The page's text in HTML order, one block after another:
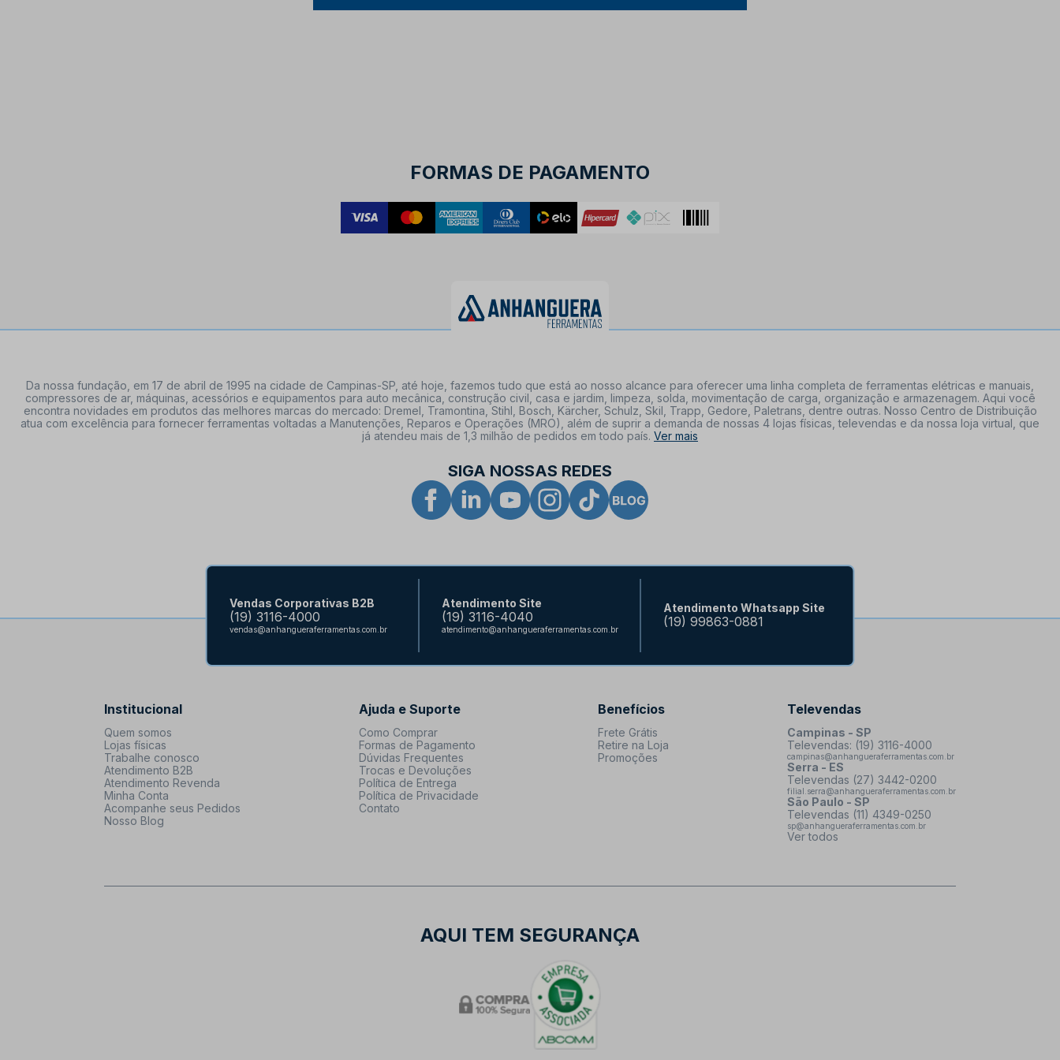
FORMAS DE PAGAMENTO
Da nossa fundação, em 17 de abril de 1995 na cidade de Campinas-SP, até hoje, fazemos tudo que está ao nosso alcance para oferecer uma linha completa de ferramentas elétricas e manuais,
compressores de ar, máquinas, acessórios e equipamentos para auto mecânica, construção civil, casa e jardim, limpeza, solda, movimentação de carga, organização e armazenagem. Aqui você
encontra novidades em produtos das melhores marcas do mercado: Dremel, Tramontina, Stihl, Bosch, Kärcher, Schulz, Skil, Trapp, Gedore, Paletrans, dentre outras. Nosso Centro de Distribuição
atua com excelência para fornecer ferramentas voltadas a Manutenções, Reparos e Operações (MRO), além de suprir a demanda de nossas 4 lojas físicas, televendas e da nossa loja virtual, que
já atendeu mais de 1,3 milhão de pedidos em todo país. Ver mais
SIGA NOSSAS REDES
Vendas Corporativas B2B
(19) 3116-4000
vendas@anhangueraferramentas.com.br
Atendimento Site
(19) 3116-4040
atendimento@anhangueraferramentas.com.br
Atendimento Whatsapp Site
(19) 99863-0881
Institucional
Quem somos
Lojas físicas
Trabalhe conosco
Atendimento B2B
Atendimento Revenda
Minha Conta
Acompanhe seus Pedidos
Nosso Blog
Ajuda e Suporte
Como Comprar
Formas de Pagamento
Dúvidas Frequentes
Trocas e Devoluções
Política de Entrega
Política de Privacidade
Contato
Benefícios
Frete Grátis
Retire na Loja
Promoções
Televendas
Campinas - SP
Televendas: (19) 3116-4000
campinas@anhangueraferramentas.com.br
Serra - ES
Televendas (27) 3442-0200
filial.serra@anhangueraferramentas.com.br
São Paulo - SP
Televendas (11) 4349-0250
sp@anhangueraferramentas.com.br
Ver todos
AQUI TEM SEGURANÇA